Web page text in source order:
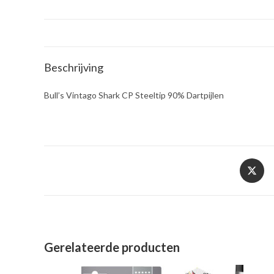
Beschrijving
Bull’s Vintago Shark CP Steeltip 90% Dartpijlen
Opent
in
Gerelateerde producten